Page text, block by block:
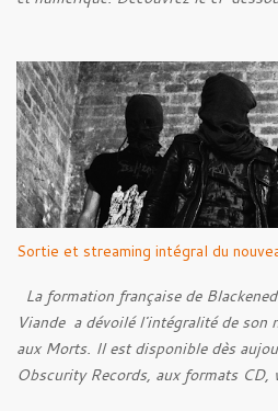
Rebellion Against The Vile 05.
Sense Of Fear
Sortie et streaming intégral du
La formation française de
Viande a dévoilé l'intégralité de son
aux Morts. Il est disponible dès
Obscurity Records, aux formats CD,